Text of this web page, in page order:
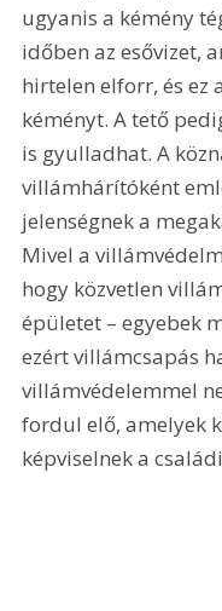
ugyanis a kémény
időben az esővizet,
hirtelen elforr, és ez
kéményt. A tető
is gyulladhat. A
villámhárítóként
jelenségnek a
Mivel a
hogy közvetlen
épületet – egyebek
ezért villámcsapás
villámvédelemmel
fordul elő, amelyek
képviselnek a